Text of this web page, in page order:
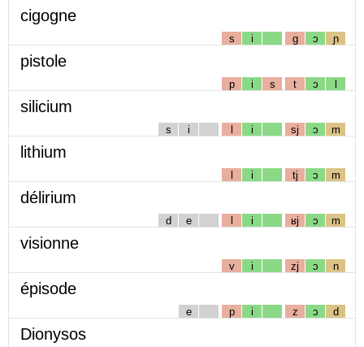
cigogne
s i g ɔ ɲ
pistole
p i s t ɔ l
silicium
s i l i sj ɔ m
lithium
l i tj ɔ m
délirium
d e l i ʁj ɔ m
visionne
v i zj ɔ n
épisode
e p i z ɔ d
Dionysos